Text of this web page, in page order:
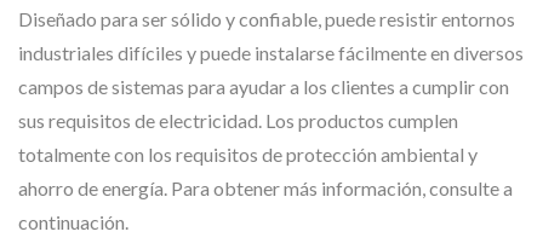
Diseñado para ser sólido y confiable, puede resistir entornos
industriales difíciles y puede instalarse fácilmente en diversos
campos de sistemas para ayudar a los clientes a cumplir con
sus requisitos de electricidad. Los productos cumplen
totalmente con los requisitos de protección ambiental y
ahorro de energía. Para obtener más información, consulte a
continuación.